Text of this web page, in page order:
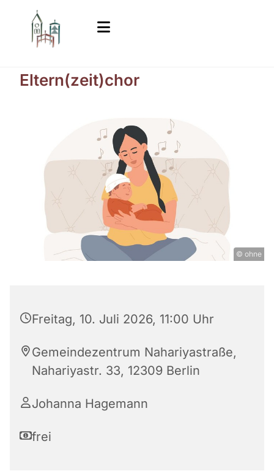
Eltern(zeit)chor
© ohne
Freitag, 10. Juli 2026, 11:00 Uhr
Gemeindezentrum Nahariyastraße,
Nahariyastr. 33, 12309 Berlin
Johanna Hagemann
frei